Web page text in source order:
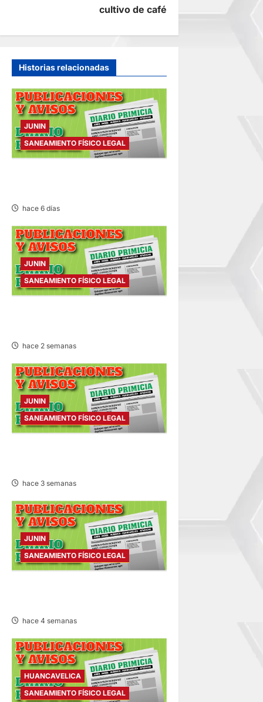
a
c
i
ó
n
e
n
t
r
d
a
s
cultivo de café
Historias relacionadas
JUNIN
SANEAMIENTO FÍSICO LEGAL
hace 6 días
JUNIN
SANEAMIENTO FÍSICO LEGAL
hace 2 semanas
JUNIN
SANEAMIENTO FÍSICO LEGAL
hace 3 semanas
JUNIN
SANEAMIENTO FÍSICO LEGAL
hace 4 semanas
HUANCAVELICA
SANEAMIENTO FÍSICO LEGAL